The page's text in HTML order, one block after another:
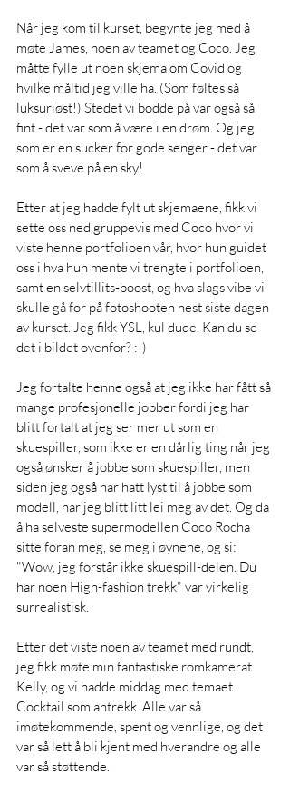
Når jeg kom til kurset, begynte jeg med å
møte James, noen av teamet og Coco. Jeg
måtte fylle ut noen skjema om Covid og
hvilke måltid jeg ville ha. (Som føltes så
luksuriøst!) Stedet vi bodde på var også så
fint - det var som å være i en drøm. Og jeg
som er en sucker for gode senger - det var
som å sveve på en sky!
Etter at jeg hadde fylt ut skjemaene, fikk vi
sette oss ned gruppevis med Coco hvor vi
viste henne portfolioen vår, hvor hun guidet
oss i hva hun mente vi trengte i portfolioen,
samt en selvtillits-boost, og hva slags vibe vi
skulle gå for på fotoshooten nest siste dagen
av kurset. Jeg fikk YSL, kul dude. Kan du se
det i bildet ovenfor? :-)
Jeg fortalte henne også at jeg ikke har fått så
mange profesjonelle jobber fordi jeg har
blitt fortalt at jeg ser mer ut som en
skuespiller, som ikke er en dårlig ting når jeg
også ønsker å jobbe som skuespiller, men
siden jeg også har hatt lyst til å jobbe som
modell, har jeg blitt litt lei meg av det. Og da
å ha selveste supermodellen Coco Rocha
sitte foran meg, se meg i øynene, og si:
"Wow, jeg forstår ikke skuespill-delen. Du
har noen High-fashion trekk" var virkelig
surrealistisk.
Etter det viste noen av teamet med rundt,
jeg fikk møte min fantastiske romkamerat
Kelly, og vi hadde middag med temaet
Cocktail som antrekk. Alle var så
imøtekommende, spent og vennlige, og det
var så lett å bli kjent med hverandre og alle
var så støttende.